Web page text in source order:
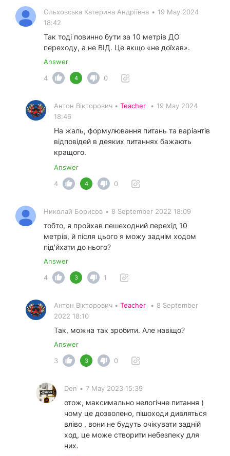
Ольховська Катерина Андріївна • 19 May 2024
18:42
Так тоді повинно бути за 10 метрів ДО
переходу, а не ВІД. Це якщо «не доїхав».
Answer
4
4 0
Антон Вікторович • Teacher • 19 May 2024
18:46
На жаль, формулювання питань та варіантів
відповідей в деяких питаннях бажають
кращого.
Answer
4
4 0
Николай Борисов • 8 September 2022 18:09
тобто, я пройхав пешеходний перехiд 10
метрiв, й пiсля цього я можу заднiм ходом
пiд'йхати до нього?
Answer
4
3 1
Антон Вікторович • Teacher • 8 September
2022 18:10
Так, можна так зробити. Але навіщо?
Answer
3
3 0
Den • 7 May 2023 15:39
отож, максимально нелогічне питання )
чому це дозволено, пішоходи дивляться
вліво , вони не будуть очікувати задній
ход, це може створити небезпеку для
них.